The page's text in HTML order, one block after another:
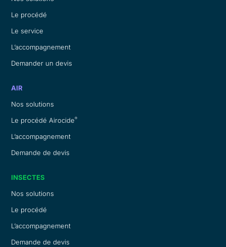
Le procédé
Le service
L’accompagnement
Demander un devis
AIR
Nos solutions
Le procédé Airocide®
L’accompagnement
Demande de devis
INSECTES
Nos solutions
Le procédé
L’accompagnement
Demande de devis